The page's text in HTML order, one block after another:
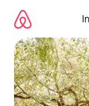
Inhalten
springen